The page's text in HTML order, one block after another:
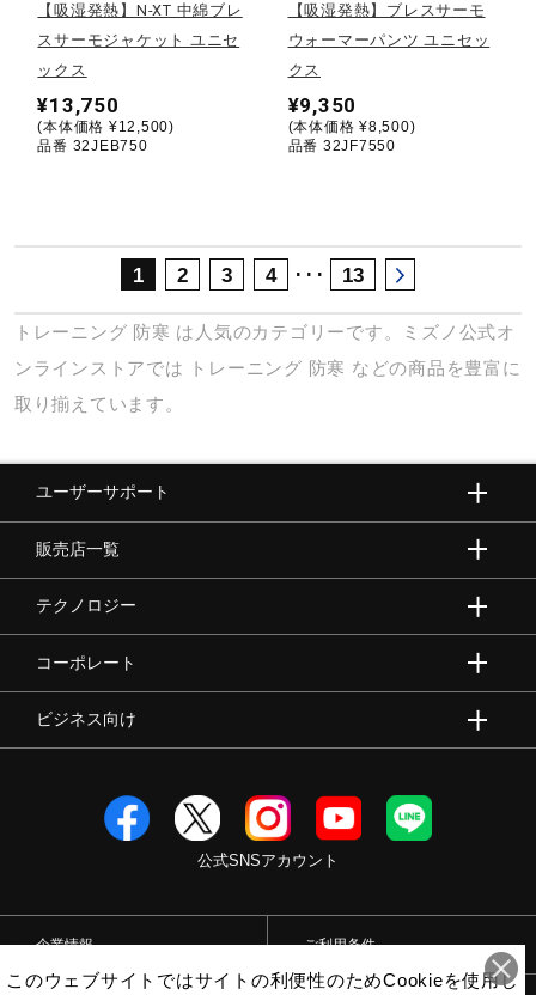
直営店一覧
取扱店一覧
【吸湿発熱】N-XT 中綿ブレ
スサーモジャケット ユニセ
ックス
¥13,750
(本体価格 ¥12,500)
品番 32JEB750
【吸湿発熱】ブレスサーモ
ウォーマーパンツ ユニセッ
クス
¥9,350
(本体価格 ¥8,500)
品番 32JF7550
1 2 3 4 ･･･ 13
トレーニング 防寒 は人気のカテゴリーです。ミズノ公式オ
ンラインストアでは
トレーニング 防寒 などの商品を豊富に
取り揃えています。
ユーザーサポート
販売店一覧
テクノロジー
コーポレート
ビジネス向け
公式SNSアカウント
企業情報 ご利用条件
このウェブサイトではサイトの利便性のためCookieを使用し